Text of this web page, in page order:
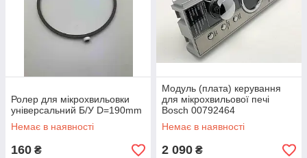
Ролер для мікрохвильовки
універсальний Б/У D=190mm
Немає в наявності
160 ₴
Модуль (плата) керування
для мікрохвильової печі
Bosch 00792464
Немає в наявності
2 090 ₴